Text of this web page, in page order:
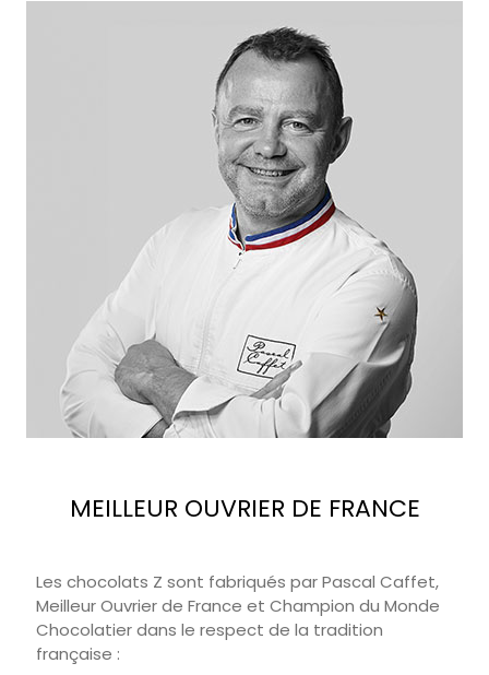
MEILLEUR OUVRIER DE FRANCE
Les chocolats Z sont fabriqués par Pascal Caffet,
Meilleur Ouvrier de France et Champion du Monde
Chocolatier dans le respect de la tradition
française :